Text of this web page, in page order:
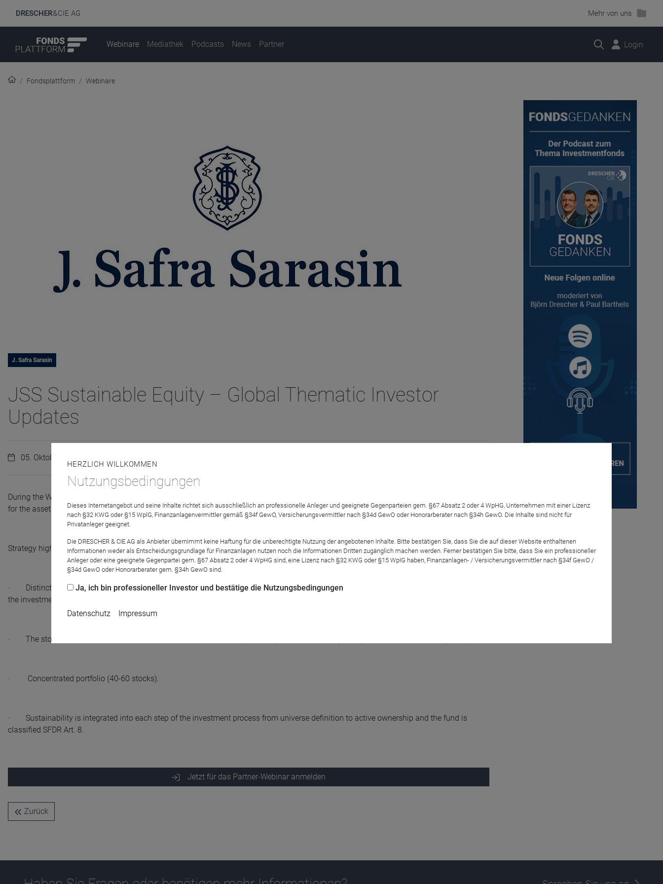
DRESCHER& CIE AG Mehr von uns
Suche Login
Webinare Mediathek Podcasts News Partner
Fondsplattform Webinare
J. Safra Sarasin
JSS Sustainable Equity – Global Thematic Investor
Updates
05. Oktober 2023 | 10:15 Uhr
During the Webex event Nevena Schaller (Investment Specialist, German event) will give an update on recent performance and their outlook
for the asset class.
Strategy highlights:
· Distinct combination of thematic, fundamental, and sustainable approaches capable of recognizing major themes that are reshaping
the investment landscape - Digitalisation, Automation, Evolving Consumption, Ageing, and Climate Change.
· The stock picking philosophy combines Quality Growth stocks (50-100%) with Contrarian (0-25%) and Special Situations (0-25%).
· Concentrated portfolio (40-60 stocks).
· Sustainability is integrated into each step of the investment process from universe definition to active ownership and the fund is
classified SFDR Art. 8.
Jetzt für das Partner-Webinar anmelden
Zurück
HERZLICH WILLKOMMEN
Nutzungsbedingungen
Dieses Internetangebot und seine Inhalte richtet sich ausschließlich an professionelle Anleger und geeignete Gegenparteien gem. §67 Absatz 2 oder 4 WpHG, Unternehmen mit einer Lizenz
nach §32 KWG oder §15 WplG, Finanzanlagenvermittler gemäß §34f GewO, Versicherungsvermittler nach §34d GewO oder Honorarberater nach §34h GewO. Die Inhalte sind nicht für
Privatanleger geeignet.
Die DRESCHER & CIE AG als Anbieter übernimmt keine Haftung für die unberechtigte Nutzung der angebotenen Inhalte. Bitte bestätigen Sie, dass Sie die auf dieser Website enthaltenen
Informationen weder als Entscheidungsgrundlage für Finanzanlagen nutzen noch die Informationen Dritten zugänglich machen werden. Ferner bestätigen Sie bitte, dass Sie ein professioneller
Anleger oder eine geeignete Gegenpartei gem. §67 Absatz 2 oder 4 WpHG sind, eine Lizenz nach §32 KWG oder §15 WpIG haben, Finanzanlagen- / Versicherungsvermittler nach §34f GewO /
§34d GewO oder Honorarberater gem. §34h GewO sind.
Ja, ich bin professioneller Investor und bestätige die Nutzungsbedingungen
Datenschutz Impressum
Ablauf
1 Jahr